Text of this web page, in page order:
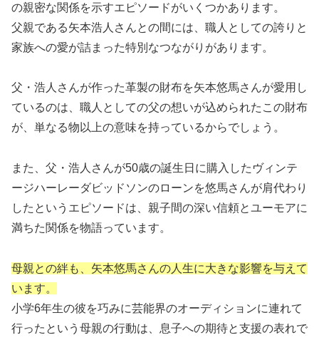
の親密な関係を示すエピソードがいくつかあります。
父親である矢本浩人さんとの間には、職人としての誇りと
家族への愛が詰まった特別なつながりがあります。
父・浩人さんが作った革製の財布を矢本悠馬さんが愛用し
ているのは、職人としての父の想いが込められたこの財布
が、単なる物以上の意味を持っているからでしょう。
また、父・浩人さんが50歳の誕生日に購入したヴィンテ
ージハーレーダビッドソンのローンを悠馬さんが肩代わり
したというエピソードは、親子間の深い信頼とユーモアに
満ちた関係を物語っています。
母親との絆も、矢本悠馬さんの人生に大きな影響を与えて
います。
小学6年生の彼を巧みに芸能界のオーディションに連れて
行ったという母親の行動は、息子への期待と支援の表れで